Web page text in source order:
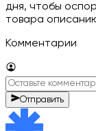
дня, чтобы
товара
Комментарии
Отправить